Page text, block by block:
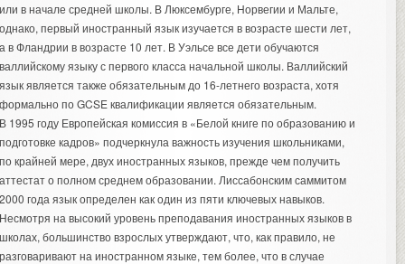
в начале средней школы. В Люксембурге, Норвегии и Мальте,
первый иностранный язык изучается в возрасте шести лет,
в Фландрии в возрасте 10 лет. В Уэльсе все дети обучаются
языку с первого класса начальной школы. Валлийский
является также обязательным до 16-летнего возраста, хотя
по GCSE квалификации является обязательным.
1995 году Европейская комиссия в «Белой книге по образованию и
кадров» подчеркнула важность изучения школьниками,
крайней мере, двух иностранных языков, прежде чем получить
о полном среднем образовании. Лиссабонским саммитом
года язык определен как один из пяти ключевых навыков.
на высокий уровень преподавания иностранных языков в
большинство взрослых утверждают, что, как правило, не
на иностранном языке, тем более, что в случае